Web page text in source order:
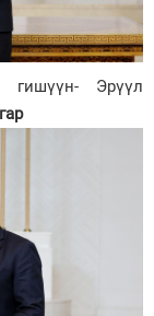
гишүүн- Эрүүл